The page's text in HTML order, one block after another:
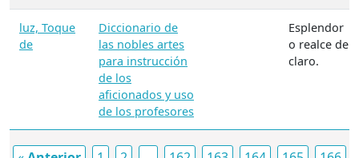
luz, Toque
de
Diccionario de
las nobles artes
para instrucción
de los
aficionados y uso
de los profesores
Esplendor
o realce del
claro.